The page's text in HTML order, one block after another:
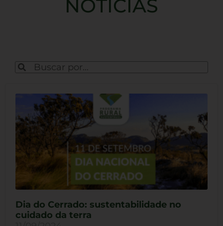
NOTÍCIAS
Dia do Cerrado: sustentabilidade no
cuidado da terra